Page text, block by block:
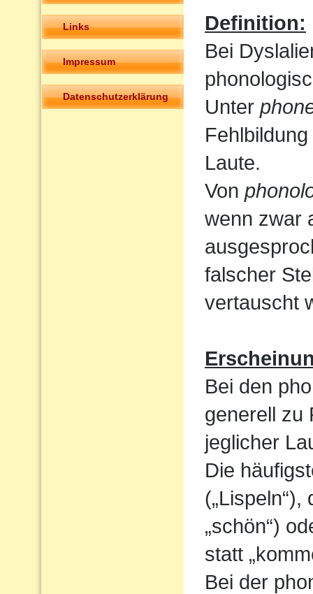
Links
Impressum
Datenschutzerklärung
Definition:
Bei
Unter
Laute.
Von
wenn zwar
falscher
vertauscht
Bei den
generell zu
jeglicher
Die
„schön“)
statt
Bei der